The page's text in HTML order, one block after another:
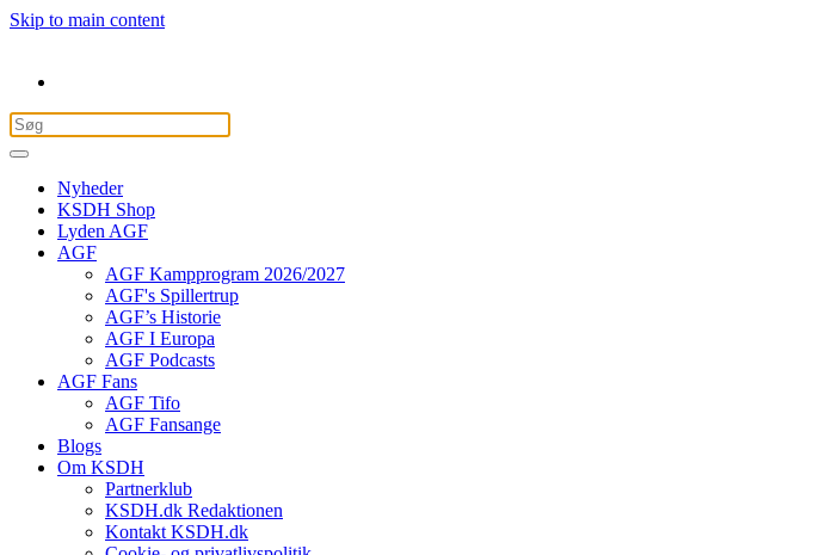
Skip to main content
Nyheder
KSDH Shop
Lyden AGF
AGF
AGF Kampprogram 2026/2027
AGF's Spillertrup
AGF’s Historie
AGF I Europa
AGF Podcasts
AGF Fans
AGF Tifo
AGF Fansange
Blogs
Om KSDH
Partnerklub
KSDH.dk Redaktionen
Kontakt KSDH.dk